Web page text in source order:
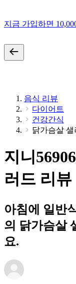
지금 가입하면
음식 리뷰
다이어트
건강간식
닭가슴살 샐
지니
러드 리뷰
아침에 일반
의 닭가슴살
요.